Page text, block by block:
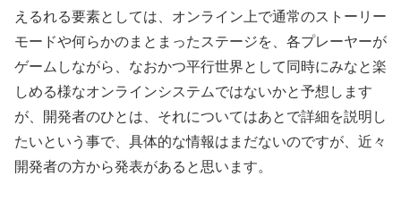
えるれる要素としては、オンライン上で通常のストーリー
モードや何らかのまとまったステージを、各プレーヤーが
ゲームしながら、なおかつ平行世界として同時にみなと楽
しめる様なオンラインシステムではないかと予想します
が、開発者のひとは、それについてはあとで詳細を説明し
たいという事で、具体的な情報はまだないのですが、近々
開発者の方から発表があると思います。